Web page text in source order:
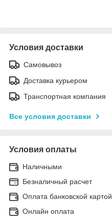
Условия доставки
Самовывоз
Доставка курьером
Транспортная компания
Все условия доставки
Условия оплаты
Наличными
Безналичный расчет
Оплата банковской картой
Онлайн оплата